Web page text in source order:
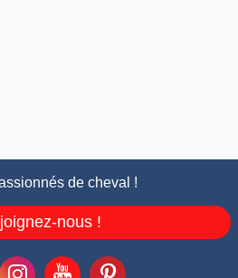
de cheval !
nous !